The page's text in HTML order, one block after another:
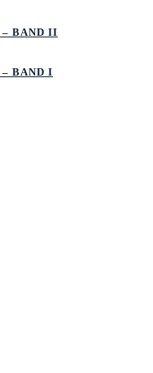
BAND II
BAND I